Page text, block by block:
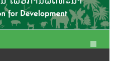
Toggle